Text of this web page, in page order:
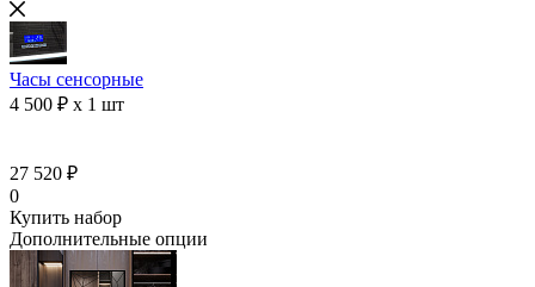
Часы сенсорные
4 500 ₽ x 1 шт
27 520 ₽
0
Купить набор
Дополнительные опции